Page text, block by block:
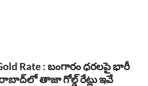
Rate : బంగారం ధరలపై భారీ
తాజా గోల్డ్ రేట్లు ఇవే